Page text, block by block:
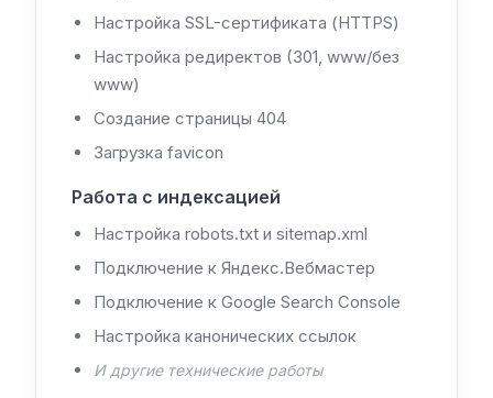
Настройка SSL-сертификата (HTTPS)
Настройка редиректов (301, www/без
www)
Создание страницы 404
Загрузка favicon
Работа с индексацией
Настройка robots.txt и sitemap.xml
Подключение к Яндекс.Вебмастер
Подключение к Google Search Console
Настройка канонических ссылок
И другие технические работы